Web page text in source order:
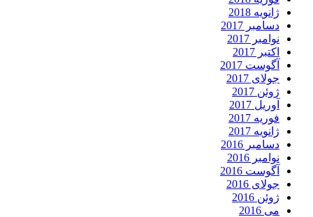
ژانویه 2018
دسامبر 2017
نوامبر 2017
اکتبر 2017
آگوست 2017
جولای 2017
ژوئن 2017
آوریل 2017
فوریه 2017
ژانویه 2017
دسامبر 2016
نوامبر 2016
آگوست 2016
جولای 2016
ژوئن 2016
می 2016